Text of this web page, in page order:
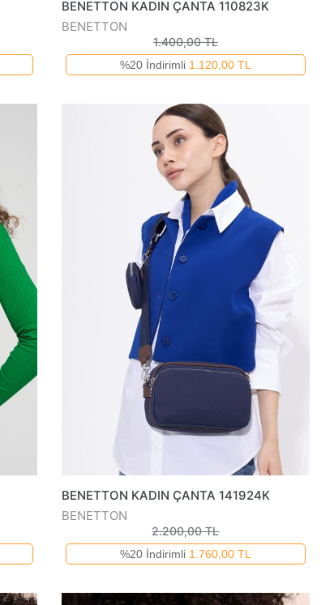
BENETTON KADIN ÇANTA 110823K
BENETTON
1.400,00 TL
%20 İndirimli 1.120,00 TL
BENETTON KADIN ÇANTA 141924K
BENETTON
2.200,00 TL
%20 İndirimli 1.760,00 TL